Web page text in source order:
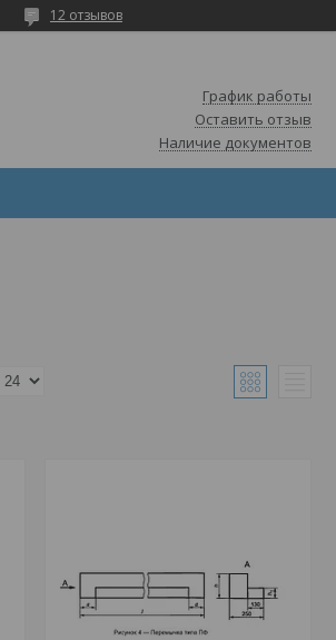
12 отзывов
График работы
Оставить отзыв
Наличие документов